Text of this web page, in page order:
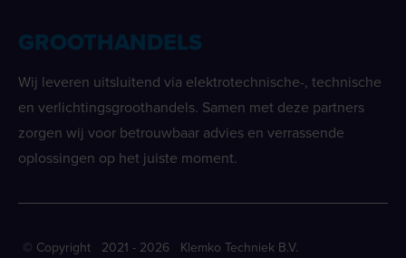
GROOTHANDELS
Wij leveren uitsluitend via elektrotechnische-, technische
en verlichtingsgroothandels. Samen met deze partners
zorgen wij voor betrouwbaar advies en verrassende
oplossingen op het juiste moment.
© Copyright 2021 - 2026 Klemko Techniek B.V.